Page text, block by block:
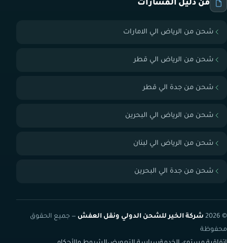
من دليل المسارات
شحن من الرياض الي الامارات
شحن من الرياض الي قطر
شحن من جدة الي قطر
شحن من الرياض الي البحرين
شحن من الرياض الي لبنان
شحن من جدة الي البحرين
© 2026 شركة الخير للشحن الدولي ونقل العفش — جميع الحقوق
محفوظة